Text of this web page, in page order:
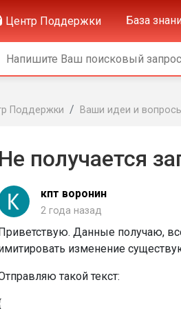
Центр Поддержки База
Поддержки Ваши идеи и
Не получается
кпт воронин
2 года назад
Данные получаю,
изменение
такой текст: